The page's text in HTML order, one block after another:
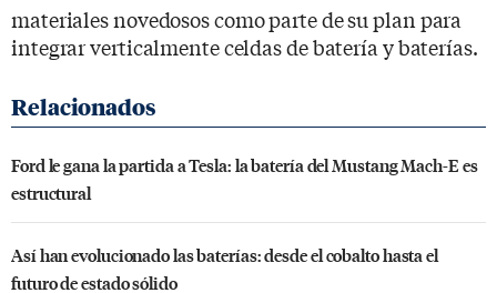
materiales novedosos como parte de su plan para
integrar verticalmente celdas de batería y baterías.
Ford le gana la partida a Tesla: la batería del Mustang Mach-E es
estructural
Así han evolucionado las baterías: desde el cobalto hasta el
futuro de estado sólido